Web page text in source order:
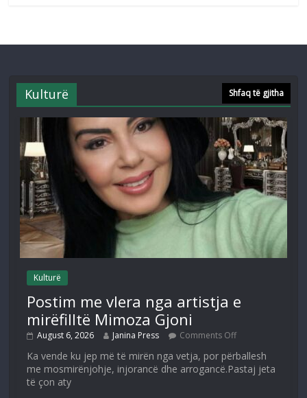
Kulturë Shfaq të gjitha
Kulturë
Postim me vlera nga artistja e
mirëfilltë Mimoza Gjoni
August 6, 2026 Janina Press Comments Off
Ka vende ku jep më të mirën nga vetja, por përballesh
me mosmirënjohje, injorancë dhe arrogancë.Pastaj jeta
të çon aty